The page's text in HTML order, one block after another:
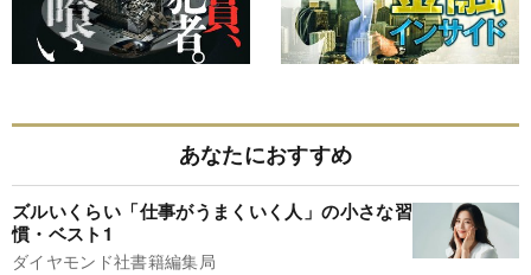
あなたにおすすめ
ズルいくらい「仕事がうまくいく人」の小さな習
慣・ベスト1
ダイヤモンド社書籍編集局